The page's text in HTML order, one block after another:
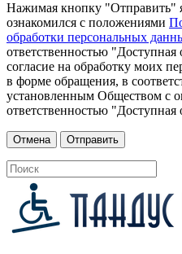
Нажимая кнопку "Отправить"
ознакомился с положениями
обработки персональных
ответственностью
согласие на обработку моих
в форме обращения, в
установленным Обществом с
ответственностью